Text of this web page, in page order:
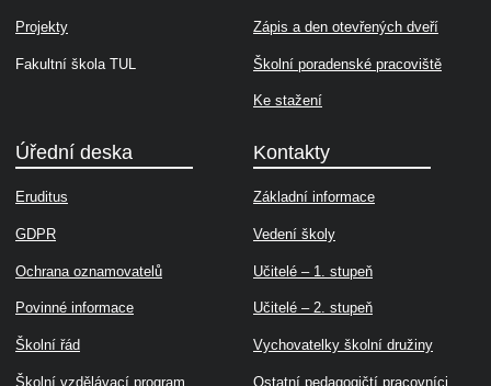
Projekty
Fakultní škola TUL
Zápis a den otevřených dveří
Školní poradenské pracoviště
Ke stažení
Úřední deska
Eruditus
GDPR
Ochrana oznamovatelů
Povinné informace
Školní řád
Školní vzdělávací program
Kontakty
Základní informace
Vedení školy
Učitelé – 1. stupeň
Učitelé – 2. stupeň
Vychovatelky školní družiny
Ostatní pedagogičtí pracovníci